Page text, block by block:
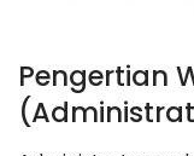
Pengertian